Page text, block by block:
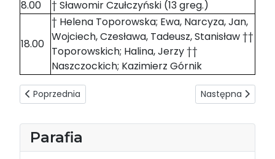
Parafia
8.00
† Sławomir Czułczyński (13 greg.)
18.00
† Helena Toporowska; Ewa, Narcyza, Jan,
Wojciech, Czesława, Tadeusz, Stanisław ††
Toporowskich; Halina, Jerzy ††
Naszczockich; Kazimierz Górnik
Poprzednia strona: Intencje mszalne 14-20.01.2018
Poprzednia Następna strona:
Następna